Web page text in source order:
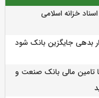
خزانه اسلامی
بدهی جایگزین بانک شود
تامین مالی بانک صنعت و